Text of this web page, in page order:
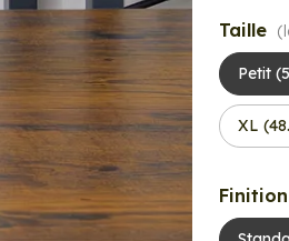
Taille
Petit
XL
Finition